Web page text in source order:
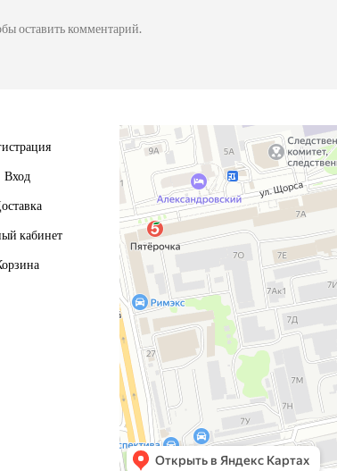
оставить комментарий.
Вход
кабинет